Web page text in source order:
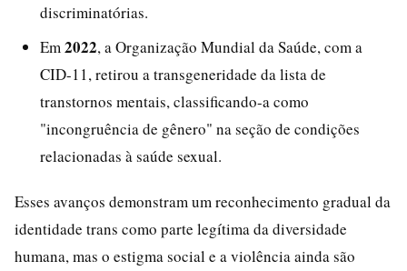
discriminatórias.
Em 2022, a Organização Mundial da Saúde, com a
CID-11, retirou a transgeneridade da lista de
transtornos mentais, classificando-a como
"incongruência de gênero" na seção de condições
relacionadas à saúde sexual.
Esses avanços demonstram um reconhecimento gradual da
identidade trans como parte legítima da diversidade
humana, mas o estigma social e a violência ainda são